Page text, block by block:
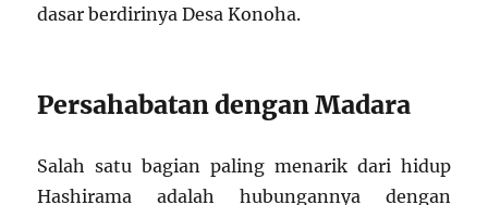
dasar berdirinya Desa Konoha.
Persahabatan dengan Madara
Salah satu bagian paling menarik dari hidup
Hashirama adalah hubungannya dengan